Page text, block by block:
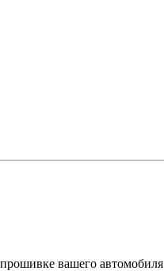
прошивке вашего автомобиля